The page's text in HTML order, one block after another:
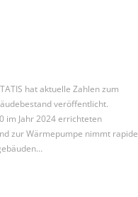
hat aktuelle Zahlen zum
veröffentlicht.
im Jahr 2024 errichteten
zur Wärmepumpe nimmt rapide